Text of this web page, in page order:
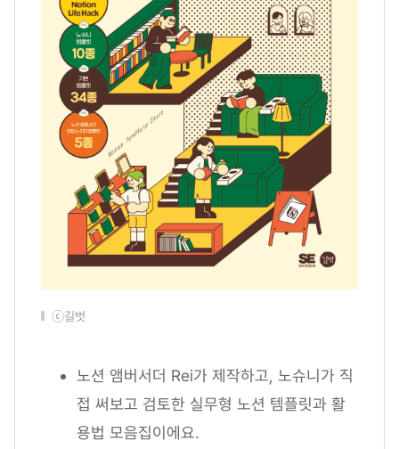
ⓒ길벗
노션 앰버서더 Rei가 제작하고, 노슈니가 직
접 써보고 검토한 실무형 노션 템플릿과 활
용법 모음집이에요.